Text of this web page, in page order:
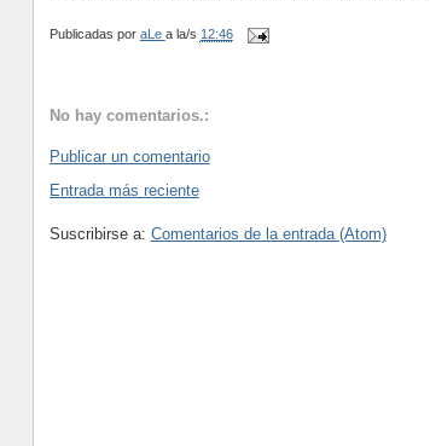
Publicadas por aLe a la/s 12:46
No hay comentarios.:
Publicar un comentario
Entrada más reciente
Suscribirse a: Comentarios de la entrada (Atom)